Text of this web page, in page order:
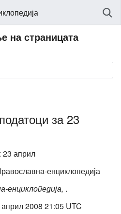
на страницата
за 23
23 април
енциклопедија
енциклопедија, .
2008 21:05 UTC